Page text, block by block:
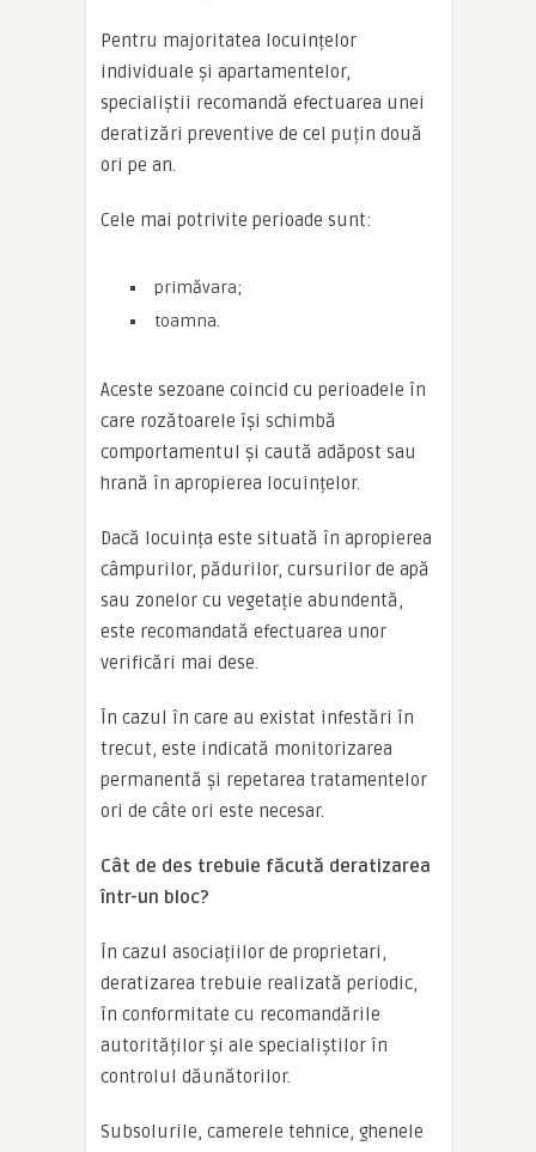
Pentru majoritatea locuințelor
individuale și apartamentelor,
specialiștii recomandă efectuarea unei
deratizări preventive de cel puțin două
ori pe an.
Cele mai potrivite perioade sunt:
primăvara;
toamna.
Aceste sezoane coincid cu perioadele în
care rozătoarele își schimbă
comportamentul și caută adăpost sau
hrană în apropierea locuințelor.
Dacă locuința este situată în apropierea
câmpurilor, pădurilor, cursurilor de apă
sau zonelor cu vegetație abundentă,
este recomandată efectuarea unor
verificări mai dese.
În cazul în care au existat infestări în
trecut, este indicată monitorizarea
permanentă și repetarea tratamentelor
ori de câte ori este necesar.
Cât de des trebuie făcută deratizarea
într-un bloc?
În cazul asociațiilor de proprietari,
deratizarea trebuie realizată periodic,
în conformitate cu recomandările
autorităților și ale specialiștilor în
controlul dăunătorilor.
Subsolurile, camerele tehnice, ghenele